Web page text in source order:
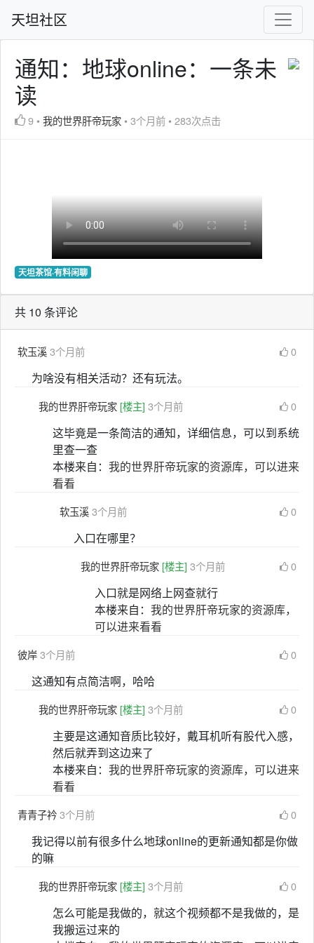
天坦社区
通知：地球online：一条未
读
9 •我的世界肝帝玩家 •3个月前 •283次点击
天坦茶馆·有料闲聊
共 10 条评论
软玉溪3个月前 0
为啥没有相关活动？还有玩法。
我的世界肝帝玩家 [楼主] 3个月前 0
这毕竟是一条简洁的通知，详细信息，可以到系统
里查一查
本楼来自： 我的世界肝帝玩家的资源库，可以进来
看看
软玉溪3个月前 0
入口在哪里？
我的世界肝帝玩家 [楼主] 3个月前 0
入口就是网络上网查就行
本楼来自： 我的世界肝帝玩家的资源库，
可以进来看看
彼岸3个月前 0
这通知有点简洁啊，哈哈
我的世界肝帝玩家 [楼主] 3个月前 0
主要是这通知音质比较好，戴耳机听有股代入感，
然后就弄到这边来了
本楼来自： 我的世界肝帝玩家的资源库，可以进来
看看
青青子衿3个月前 0
我记得以前有很多什么地球online的更新通知都是你做
的嘛
我的世界肝帝玩家 [楼主] 3个月前 0
怎么可能是我做的，就这个视频都不是我做的，是
我搬运过来的